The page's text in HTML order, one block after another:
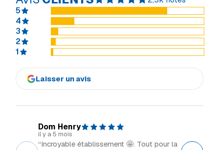
5
4
3
2
1
Laisser un avis
Dom Henry
il y a 5 mois
“Incroyable établissement 🤩. Tout pour la
“Grand